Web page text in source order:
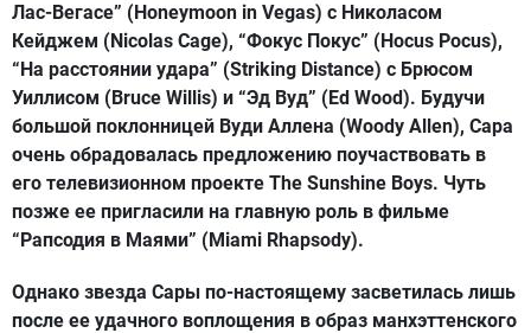
Лас-Вегасе” (Honeymoon in Vegas) с Николасом
Кейджем (Nicolas Cage), “Фокус Покус” (Hocus Pocus),
“На расстоянии удара” (Striking Distance) с Брюсом
Уиллисом (Bruce Willis) и “Эд Вуд” (Ed Wood). Будучи
большой поклонницей Вуди Аллена (Woody Allen), Сара
очень обрадовалась предложению поучаствовать в
его телевизионном проекте The Sunshine Boys. Чуть
позже ее пригласили на главную роль в фильме
“Рапсодия в Маями” (Miami Rhapsody).
Однако звезда Сары по-настоящему засветилась лишь
после ее удачного воплощения в образ манхэттенского